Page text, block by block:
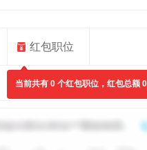
红包职位
当前共有 0 个红包职位，红包总额 0